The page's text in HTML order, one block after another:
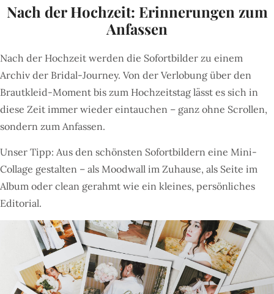
Nach der Hochzeit: Erinnerungen zum
Anfassen
Nach der Hochzeit werden die Sofortbilder zu einem
Archiv der Bridal-Journey. Von der Verlobung über den
Brautkleid-Moment bis zum Hochzeitstag lässt es sich in
diese Zeit immer wieder eintauchen – ganz ohne Scrollen,
sondern zum Anfassen.
Unser Tipp: Aus den schönsten Sofortbildern eine Mini-
Collage gestalten – als Moodwall im Zuhause, als Seite im
Album oder clean gerahmt wie ein kleines, persönliches
Editorial.